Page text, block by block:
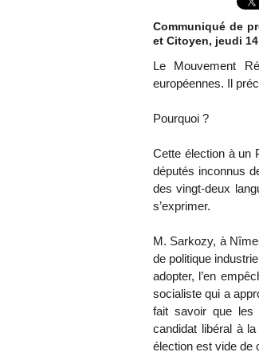
Communiqué de
et Citoyen, jeudi 14
Le Mouvement
européennes. Il
Pourquoi ?
Cette élection à un
députés inconnus
des vingt-deux
s’exprimer.
M. Sarkozy, à
de politique
adopter, l’en
socialiste qui a
fait savoir que les
candidat libéral à
élection est vide de